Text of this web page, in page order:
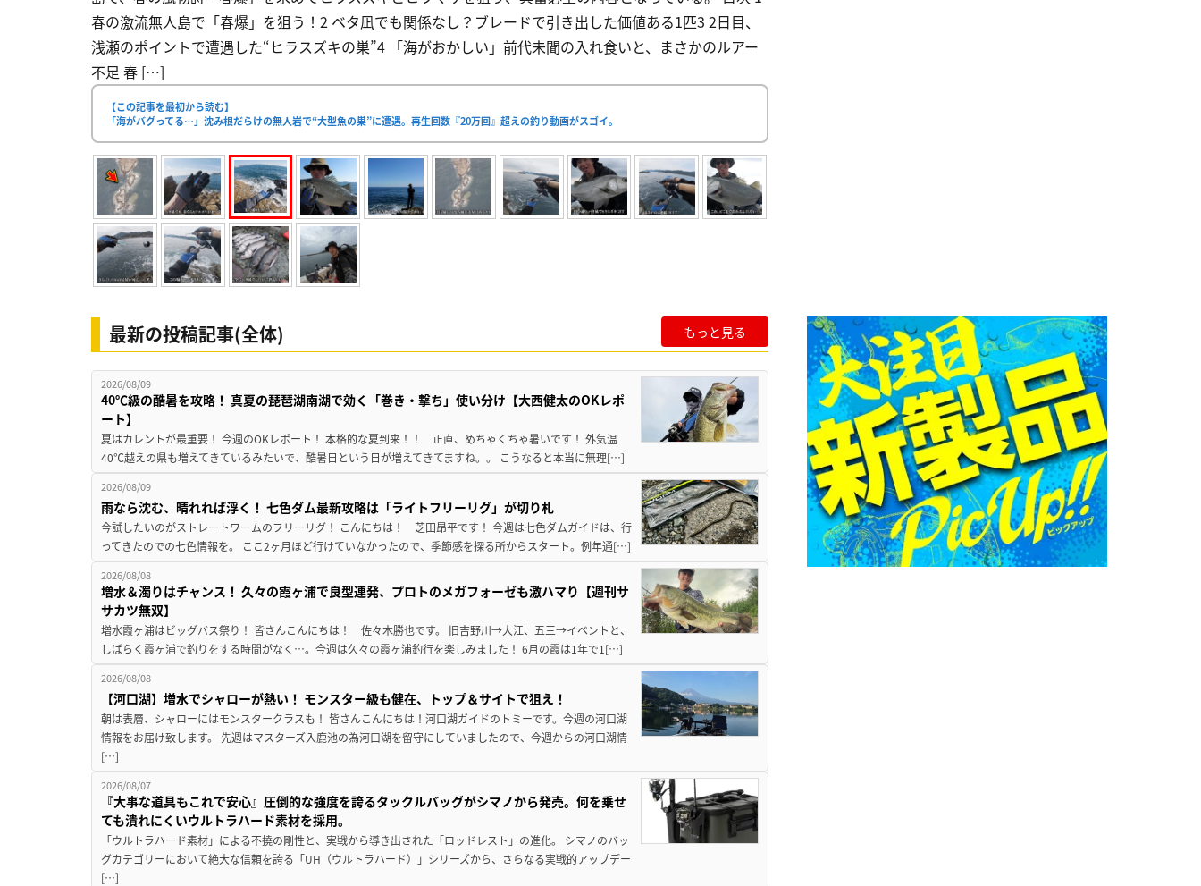
春の激流無人島で「春爆」を狙う！2 ベタ凪でも関係なし？ブレードで引き出した価値ある1匹3 2日目、
浅瀬のポイントで遭遇した“ヒラスズキの巣”4 「海がおかしい」前代未聞の入れ食いと、まさかのルアー
不足 春 […]
【この記事を最初から読む】
「海がバグってる…」沈み根だらけの無人岩で“大型魚の巣”に遭遇。再生回数『20万回』超えの釣り動画がスゴイ。
最新の投稿記事(全体) もっと見る
2026/08/09
40℃級の酷暑を攻略！ 真夏の琵琶湖南湖で効く「巻き・撃ち」使い分け【大西健太のOKレポ
ート】
夏はカレントが最重要！ 今週のOKレポート！ 本格的な夏到来！！ 正直、めちゃくちゃ暑いです！ 外気温
40℃越えの県も増えてきているみたいで、酷暑日という日が増えてきてますね。。 こうなると本当に無理[…]
2026/08/09
雨なら沈む、晴れれば浮く！ 七色ダム最新攻略は「ライトフリーリグ」が切り札
今試したいのがストレートワームのフリーリグ！ こんにちは！ 芝田昂平です！ 今週は七色ダムガイドは、行
ってきたのでの七色情報を。 ここ2ヶ月ほど行けていなかったので、季節感を探る所からスタート。例年通[…]
2026/08/08
増水＆濁りはチャンス！ 久々の霞ヶ浦で良型連発、プロトのメガフォーゼも激ハマり【週刊サ
サカツ無双】
増水霞ヶ浦はビッグバス祭り！ 皆さんこんにちは！ 佐々木勝也です。 旧吉野川→大江、五三→イベントと、
しばらく霞ヶ浦で釣りをする時間がなく…。今週は久々の霞ヶ浦釣行を楽しみました！ 6月の霞は1年で1[…]
2026/08/08
【河口湖】増水でシャローが熱い！ モンスター級も健在、トップ＆サイトで狙え！
朝は表層、シャローにはモンスタークラスも！ 皆さんこんにちは！河口湖ガイドのトミーです。今週の河口湖
情報をお届け致します。 先週はマスターズ入鹿池の為河口湖を留守にしていましたので、今週からの河口湖情
[…]
2026/08/07
『大事な道具もこれで安心』圧倒的な強度を誇るタックルバッグがシマノから発売。何を乗せ
ても潰れにくいウルトラハード素材を採用。
「ウルトラハード素材」による不撓の剛性と、実戦から導き出された「ロッドレスト」の進化。 シマノのバッ
グカテゴリーにおいて絶大な信頼を誇る「UH（ウルトラハード）」シリーズから、さらなる実戦的アップデー
[…]